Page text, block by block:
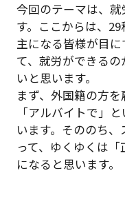
今回のテーマは、
す。ここからは、
主になる皆様が目
て、就労ができる
いと思います。
まず、外国籍の方
「アルバイトで」
います。そののち
って、ゆくゆくは
になると思います。